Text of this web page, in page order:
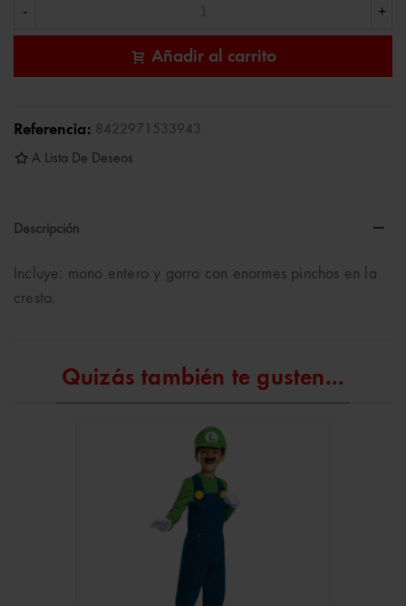
- +
Añadir al carrito
Referencia: 8422971533943
A Lista De Deseos
Descripción
Incluye: mono entero y gorro con enormes pinchos en la
cresta.
Quizás también te gusten...